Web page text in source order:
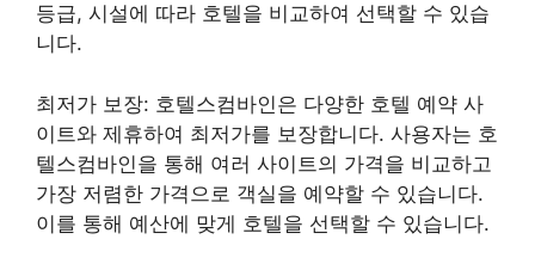
등급, 시설에 따라 호텔을 비교하여 선택할 수 있습
니다.
최저가 보장: 호텔스컴바인은 다양한 호텔 예약 사
이트와 제휴하여 최저가를 보장합니다. 사용자는 호
텔스컴바인을 통해 여러 사이트의 가격을 비교하고
가장 저렴한 가격으로 객실을 예약할 수 있습니다.
이를 통해 예산에 맞게 호텔을 선택할 수 있습니다.